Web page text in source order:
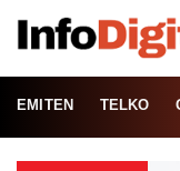
EMITEN TELKO